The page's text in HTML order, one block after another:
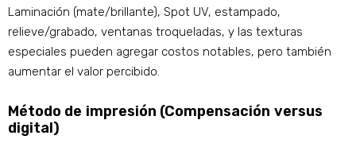
Laminación (mate/brillante), Spot UV, estampado,
relieve/grabado, ventanas troqueladas, y las texturas
especiales pueden agregar costos notables, pero también
aumentar el valor percibido.
Método de impresión (Compensación versus
digital)